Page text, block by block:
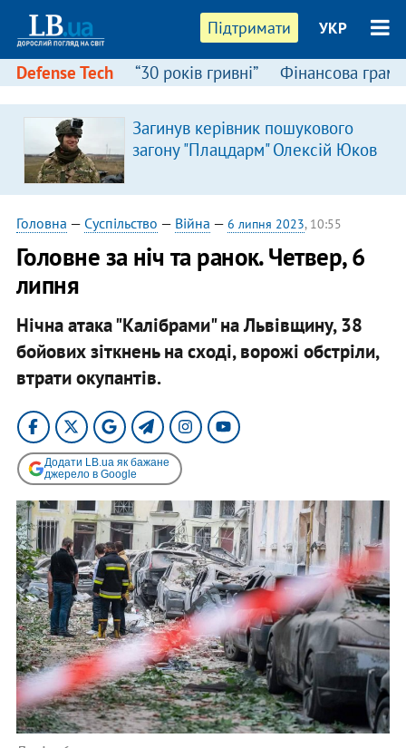
Підтримати УКР
Defense Tech “30 років гривні” Фінансова
Загинув керівник пошукового
загону "Плацдарм" Олексій Юков
Головна — Суспільство — Війна — 6 липня 2023, 10:55
Головне за ніч та ранок. Четвер, 6
липня
Нічна атака "Калібрами" на Львівщину, 38
бойових зіткнень на сході, ворожі обстріли,
втрати окупантів.
Додати LB.ua як бажане
джерело в Google